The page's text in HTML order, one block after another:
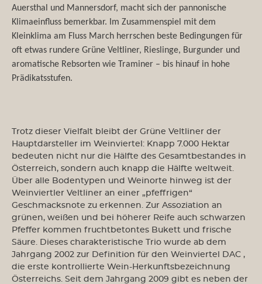
Auersthal und Mannersdorf, macht sich der pannonische
Klimaeinfluss bemerkbar. Im Zusammenspiel mit dem
Kleinklima am Fluss March herrschen beste Bedingungen für
oft etwas rundere Grüne Veltliner, Rieslinge, Burgunder und
aromatische Rebsorten wie Traminer – bis hinauf in hohe
Prädikatsstufen.
Trotz dieser Vielfalt bleibt der Grüne Veltliner der
Hauptdarsteller im Weinviertel: Knapp 7.000 Hektar
bedeuten nicht nur die Hälfte des Gesamtbestandes in
Österreich, sondern auch knapp die Hälfte weltweit.
Über alle Bodentypen und Weinorte hinweg ist der
Weinviertler Veltliner an einer „pfeffrigen“
Geschmacksnote zu erkennen. Zur Assoziation an
grünen, weißen und bei höherer Reife auch schwarzen
Pfeffer kommen fruchtbetontes Bukett und frische
Säure. Dieses charakteristische Trio wurde ab dem
Jahrgang 2002 zur Definition für den Weinviertel DAC ,
die erste kontrollierte Wein-Herkunftsbezeichnung
Österreichs. Seit dem Jahrgang 2009 gibt es neben der